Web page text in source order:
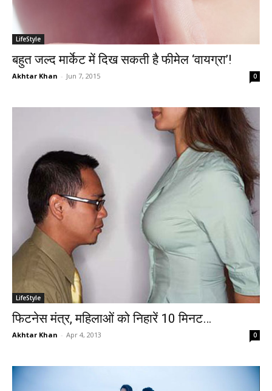
LifeStyle
बहुत जल्द मार्केट में दिख सकती है फीमेल ‘वायग्रा’!
Akhtar Khan - Jun 7, 2015 0
LifeStyle
फिटनेस मंत्र, महिलाओं को निहारें 10 मिनट…
Akhtar Khan - Apr 4, 2013 0